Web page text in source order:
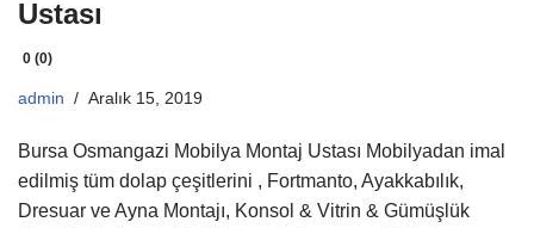
Ustası
0 (0)
admin Aralık 15, 2019
Bursa Osmangazi Mobilya Montaj Ustası Mobilyadan imal
edilmiş tüm dolap çeşitlerini , Fortmanto, Ayakkabılık,
Dresuar ve Ayna Montajı, Konsol & Vitrin & Gümüşlük